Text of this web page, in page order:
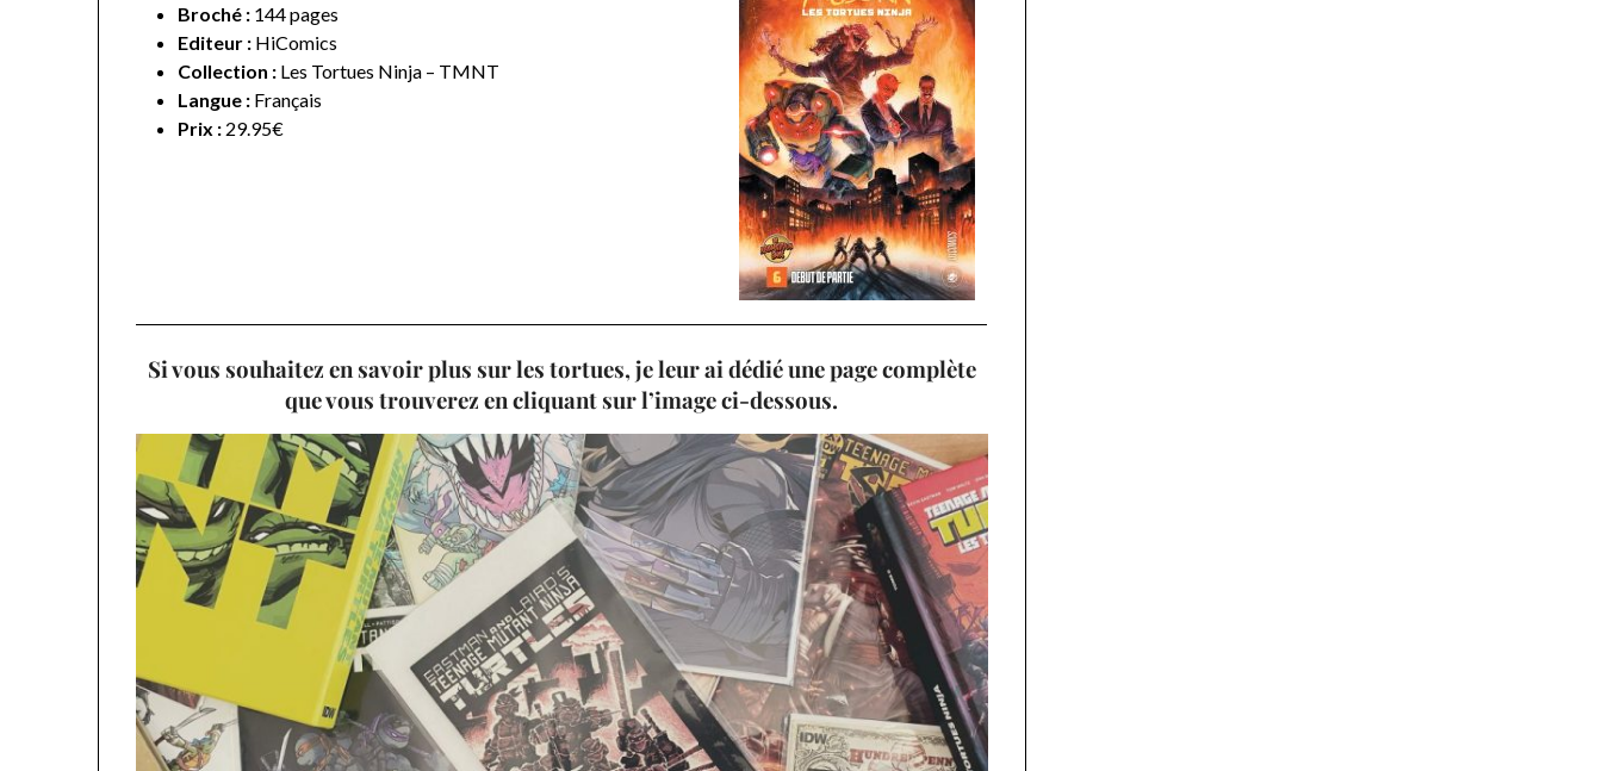
Broché : 144 pages
Editeur : HiComics
Collection : Les Tortues Ninja – TMNT
Langue : Français
Prix : 29.95€
Si vous souhaitez en savoir plus sur les tortues, je leur ai dédié une page complète
que vous trouverez en cliquant sur l’image ci-dessous.